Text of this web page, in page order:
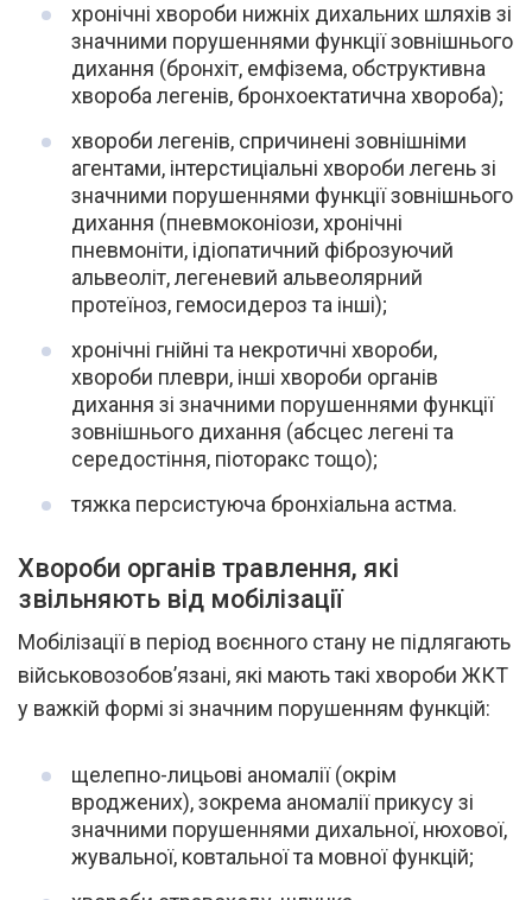
хронічні хвороби нижніх дихальних шляхів зі
значними порушеннями функції зовнішнього
дихання (бронхіт, емфізема, обструктивна
хвороба легенів, бронхоектатична хвороба);
хвороби легенів, спричинені зовнішніми
агентами, інтерстиціальні хвороби легень зі
значними порушеннями функції зовнішнього
дихання (пневмоконіози, хронічні
пневмоніти, ідіопатичний фіброзуючий
альвеоліт, легеневий альвеолярний
протеїноз, гемосидероз та інші);
хронічні гнійні та некротичні хвороби,
хвороби плеври, інші хвороби органів
дихання зі значними порушеннями функції
зовнішнього дихання (абсцес легені та
середостіння, піоторакс тощо);
тяжка персистуюча бронхіальна астма.
Хвороби органів травлення, які
звільняють від мобілізації
Мобілізації в період воєнного стану не підлягають
військовозобов’язані, які мають такі хвороби ЖКТ
у важкій формі зі значним порушенням функцій:
щелепно-лицьові аномалії (окрім
вроджених), зокрема аномалії прикусу зі
значними порушеннями дихальної, нюхової,
жувальної, ковтальної та мовної функцій;